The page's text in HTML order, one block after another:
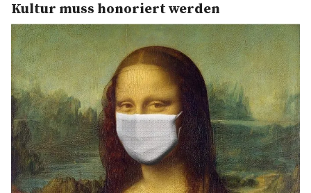
Kultur muss honoriert werden